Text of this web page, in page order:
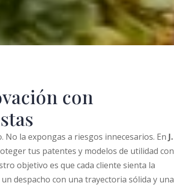
con
la expongas a riesgos innecesarios. En J.
tus patentes y modelos de utilidad con
objetivo es que cada cliente sienta la
despacho con una trayectoria sólida y una